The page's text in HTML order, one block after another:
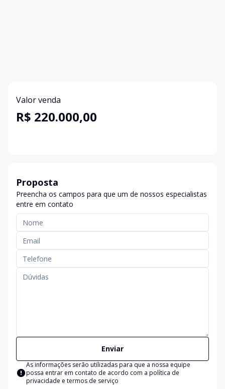
Valor venda
R$ 220.000,00
Proposta
Preencha os campos para que um de nossos especialistas
entre em contato
Enviar
As informações serão utilizadas para que a nossa equipe
possa entrar em contato de acordo com a política de
privacidade e termos de serviço